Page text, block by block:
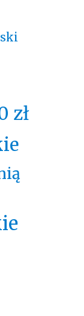
zł